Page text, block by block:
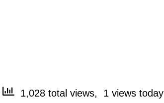
1,028 total views, 1 views today